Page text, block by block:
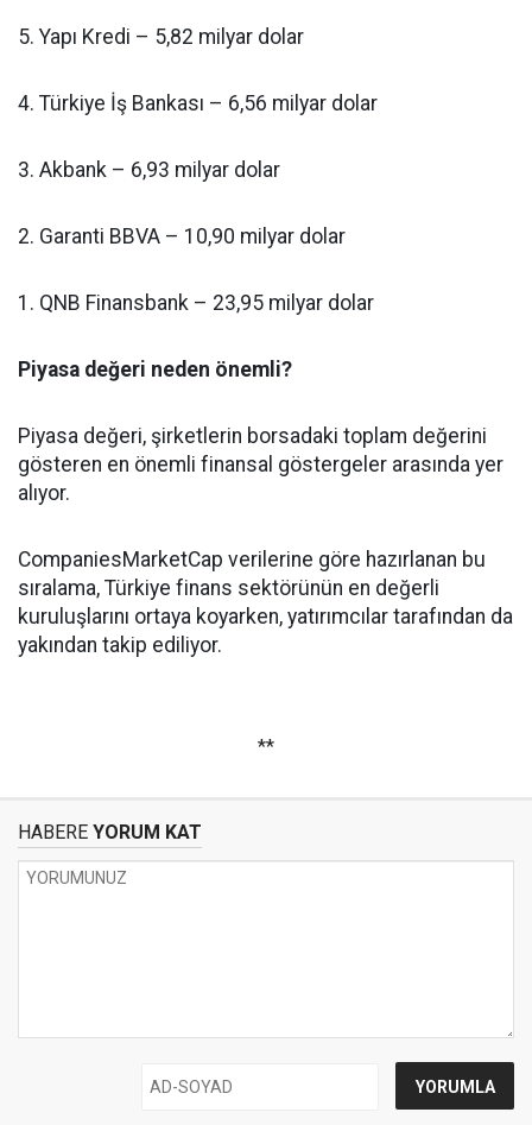
5. Yapı Kredi – 5,82 milyar dolar
4. Türkiye İş Bankası – 6,56 milyar dolar
3. Akbank – 6,93 milyar dolar
2. Garanti BBVA – 10,90 milyar dolar
1. QNB Finansbank – 23,95 milyar dolar
Piyasa değeri neden önemli?
Piyasa değeri, şirketlerin borsadaki toplam değerini
gösteren en önemli finansal göstergeler arasında yer
alıyor.
CompaniesMarketCap verilerine göre hazırlanan bu
sıralama, Türkiye finans sektörünün en değerli
kuruluşlarını ortaya koyarken, yatırımcılar tarafından da
yakından takip ediliyor.
**
HABERE YORUM KAT